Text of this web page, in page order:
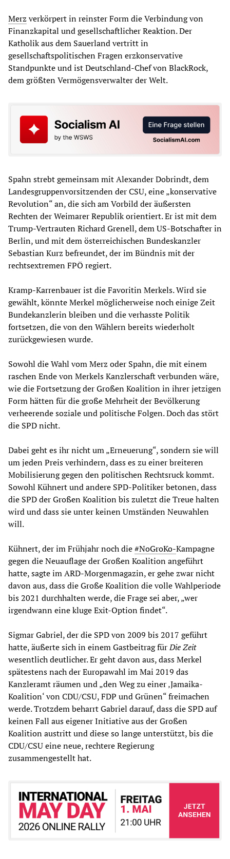
Merz verkörpert in reinster Form die Verbindung von
Finanzkapital und gesellschaftlicher Reaktion. Der
Katholik aus dem Sauerland vertritt in
gesellschaftspolitischen Fragen erzkonservative
Standpunkte und ist Deutschland-Chef von BlackRock,
dem größten Vermögensverwalter der Welt.
Spahn strebt gemeinsam mit Alexander Dobrindt, dem
Landesgruppenvorsitzenden der CSU, eine „konservative
Revolution“ an, die sich am Vorbild der äußersten
Rechten der Weimarer Republik orientiert. Er ist mit dem
Trump-Vertrauten Richard Grenell, dem US-Botschafter in
Berlin, und mit dem österreichischen Bundeskanzler
Sebastian Kurz befreundet, der im Bündnis mit der
rechtsextremen FPÖ regiert.
Kramp-Karrenbauer ist die Favoritin Merkels. Wird sie
gewählt, könnte Merkel möglicherweise noch einige Zeit
Bundekanzlerin bleiben und die verhasste Politik
fortsetzen, die von den Wählern bereits wiederholt
zurückgewiesen wurde.
Sowohl die Wahl vom Merz oder Spahn, die mit einem
raschen Ende von Merkels Kanzlerschaft verbunden wäre,
wie die Fortsetzung der Großen Koalition in ihrer jetzigen
Form hätten für die große Mehrheit der Bevölkerung
verheerende soziale und politische Folgen. Doch das stört
die SPD nicht.
Dabei geht es ihr nicht um „Erneuerung“, sondern sie will
um jeden Preis verhindern, dass es zu einer breiteren
Mobilisierung gegen den politischen Rechtsruck kommt.
Sowohl Kühnert und andere SPD-Politiker betonen, dass
die SPD der Großen Koalition bis zuletzt die Treue halten
wird und dass sie unter keinen Umständen Neuwahlen
will.
Kühnert, der im Frühjahr noch die#NoGroKo-Kampagne
gegen die Neuauflage der Großen Koalition angeführt
hatte, sagte im ARD-Morgenmagazin, er gehe zwar nicht
davon aus, dass die Große Koalition die volle Wahlperiode
bis 2021 durchhalten werde, die Frage sei aber, „wer
irgendwann eine kluge Exit-Option findet“.
Sigmar Gabriel, der die SPD von 2009 bis 2017 geführt
hatte, äußerte sich in einem Gastbeitrag fürDie Zeit
wesentlich deutlicher. Er geht davon aus, dass Merkel
spätestens nach der Europawahl im Mai 2019 das
Kanzleramt räumen und „den Weg zu einer ‚Jamaika-
Koalition‘ von CDU/CSU, FDP und Grünen“ freimachen
werde. Trotzdem beharrt Gabriel darauf, dass die SPD auf
keinen Fall aus eigener Initiative aus der Großen
Koalition austritt und diese so lange unterstützt, bis die
CDU/CSU eine neue, rechtere Regierung
zusammengestellt hat.